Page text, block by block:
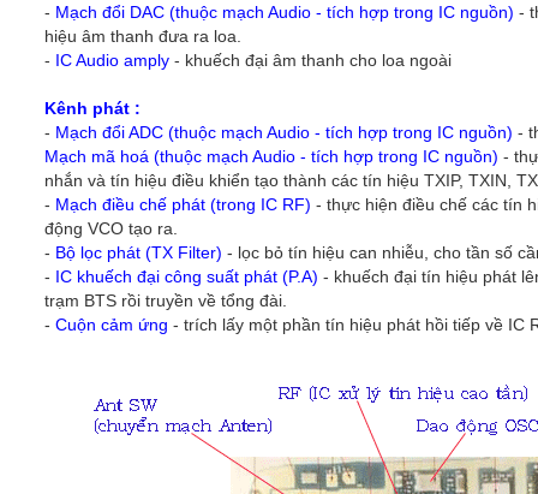
- Mạch đổi DAC (thuộc mạch Audio - tích hợp trong IC nguồn) -
hiệu âm thanh đưa ra loa.
- IC Audio amply - khuếch đại âm thanh cho loa ngoài
Kênh phát :
- Mạch đổi ADC (thuộc mạch Audio - tích hợp trong IC nguồn) -
Mạch mã hoá (thuộc mạch Audio - tích hợp trong IC nguồn) -
nhắn và tín hiệu điều khiển tạo thành các tín hiệu TXIP, TXIN,
- Mạch điều chế phát (trong IC RF) - thực hiện điều chế các tín
động VCO tạo ra.
- Bộ lọc phát (TX Filter) - lọc bỏ tín hiệu can nhiễu, cho tần số
- IC khuếch đại công suất phát (P.A) - khuếch đại tín hiệu phát
trạm BTS rồi truyền về tổng đài.
- Cuộn cảm ứng - trích lấy một phần tín hiệu phát hồi tiếp về IC